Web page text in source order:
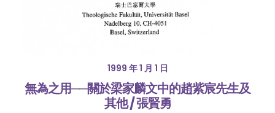
1999 年 1 月 1 日
無為之用──關於梁家麟文中的趙紫宸先生及
其他 / 張賢勇